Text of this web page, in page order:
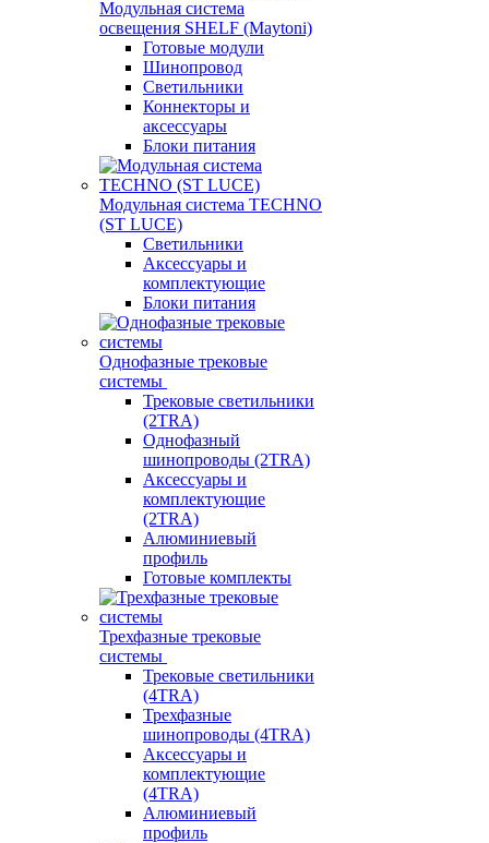
Модульная система
освещения SHELF (Maytoni)
Готовые модули
Шинопровод
Светильники
Коннекторы и
аксессуары
Блоки питания
Модульная система TECHNO
(ST LUCE)
Светильники
Аксессуары и
комплектующие
Блоки питания
Однофазные трековые
системы
Трековые светильники
(2TRA)
Однофазный
шинопроводы (2TRA)
Аксессуары и
комплектующие
(2TRA)
Алюминиевый
профиль
Готовые комплекты
Трехфазные трековые
системы
Трековые светильники
(4TRA)
Трехфазные
шинопроводы (4TRA)
Аксессуары и
комплектующие
(4TRA)
Алюминиевый
профиль